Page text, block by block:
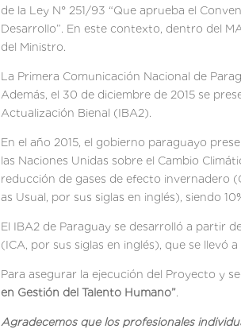
de la Ley N° 251/93 “Que aprueba el
Desarrollo”. En este contexto, dentro del
del Ministro.
La Primera Comunicación Nacional de
Además, el 30 de diciembre de 2015 se
Actualización Bienal (IBA2).
En el año 2015, el gobierno paraguayo
las Naciones Unidas sobre el Cambio
reducción de gases de efecto invernadero
as Usual, por sus siglas en inglés), siendo
El IBA2 de Paraguay se desarrolló a partir
(ICA, por sus siglas en inglés), que se llevó
Para asegurar la ejecución del Proyecto y
en Gestión del Talento Humano”.
Agradecemos que los profesionales